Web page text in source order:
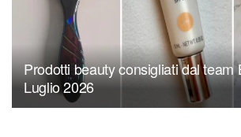
Prodotti beauty consigliati dal team
Luglio 2026